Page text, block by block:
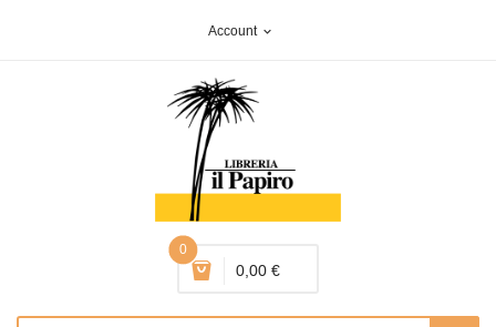
Account expand_more
0
0,00 €